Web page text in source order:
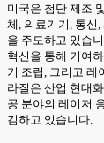
미국은 첨단 제조
체, 의료기기, 통신
을 주도하고 있습
혁신을 통해 기여
기 조립, 그리고 레
라질은 산업 현대
공 분야의 레이저
김하고 있습니다.